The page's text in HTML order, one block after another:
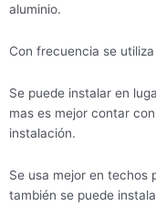
aluminio.
Con frecuencia se
Se puede instalar en
mas es mejor contar
instalación.
Se usa mejor en techos
también se puede